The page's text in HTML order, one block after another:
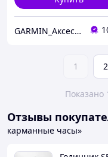
GARMIN_Аксесуари
1 2
Показано
Отзывы
карманные часы»